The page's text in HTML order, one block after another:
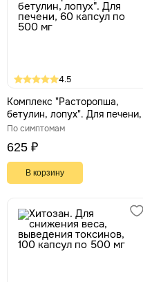
4.5
Комплекс "Расторопша,
бетулин, лопух". Для печени,
60 капсул по 500 мг
По симптомам
625 ₽
В корзину